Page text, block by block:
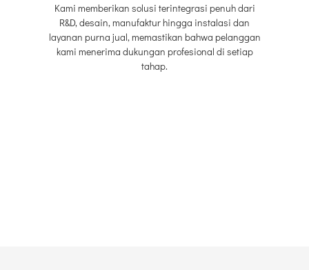
Kami memberikan solusi terintegrasi penuh dari
R&D, desain, manufaktur hingga instalasi dan
layanan purna jual, memastikan bahwa pelanggan
kami menerima dukungan profesional di setiap
tahap.